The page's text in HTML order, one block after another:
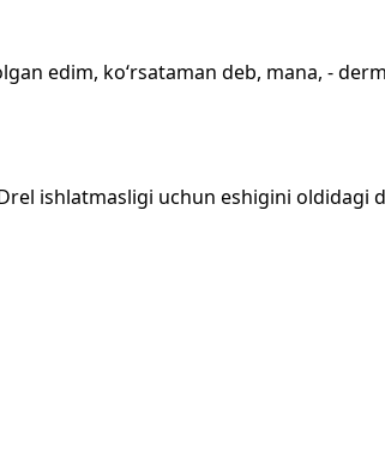
edim, ko‘rsataman deb, mana, -
ishlatmasligi uchun eshigini oldidagi